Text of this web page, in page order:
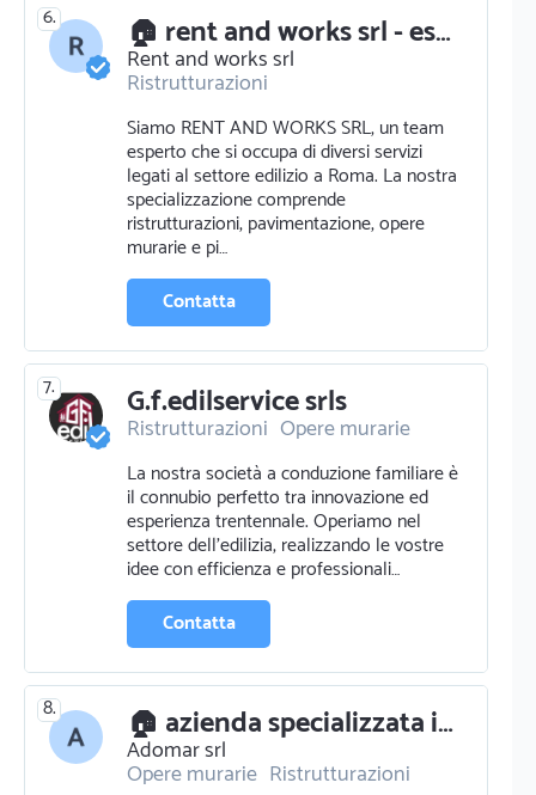
6. 🏠 rent and works srl - esperti in edilizia e ristrutturazioni a roma
Rent and works srl
Ristrutturazioni
Edilizia Opere murarie
Pittura pareti
Siamo RENT AND WORKS SRL, un team
esperto che si occupa di diversi servizi
legati al settore edilizio a Roma. La nostra
specializzazione comprende
ristrutturazioni, pavimentazione, opere
murarie e pi…
Contatta
7. G.f.edilservice srls
Ristrutturazioni Opere murarie
Pittura murale e ornamentale
Traslochi
La nostra società a conduzione familiare è
il connubio perfetto tra innovazione ed
esperienza trentennale. Operiamo nel
settore dell'edilizia, realizzando le vostre
idee con efficienza e professionali…
Contatta
8. 🏠 azienda specializzata in ristrutturazioni e opere murarie a roma 🏗️
Adomar srl
Opere murarie Ristrutturazioni